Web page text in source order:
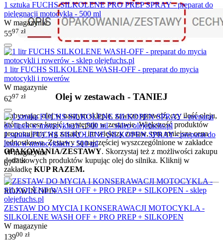
Olej w zestawach - TANIEJ
Nabywając olej w naszym sklepie, zawsze sprawdź, czy ilość oleju,
którą chcesz kupić, występuje w zestawie. Większość produktów
proponujemy wg zasady - im większy zestaw, tym mniejsza cena
jednostkowa. Zestawy są najczęściej wyszczególnione w zakładce
OPAKOWANIA/ZESTAWY. Skorzystaj też z możliwości zakupu
dodatkowych produktów kupując olej do silnika. Kliknij w
zakładkę KUP RAZEM.
ROZWIŃ OPIS
1 sztuka FUCHS SILKOLENE PRO PREP SPRAY - preparat do
pielęgnacji motocykla - 500 ml
W magazynie
5597 zł
1 litr FUCHS SILKOLENE WASH-OFF - preparat do mycia
motocykli i rowerów
W magazynie
6297 zł
1 sztuka FUCHS SILKOLENE SILKOPEN SPRAY - preparat do
linek w motocyklach - 500 ml
W magazynie
6797 zł
ZESTAW DO MYCIA I KONSERAWACJI MOTOCYKLA -
SILKOLENE WASH OFF + PRO PREP + SILKOPEN
W magazynie
13900 zł